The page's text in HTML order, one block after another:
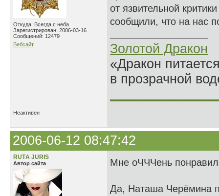
Откуда: Всегда с неба
Зарегистрирован: 2006-03-16
Сообщений: 12479
Вебсайт
от язвительной
сообщили, что на нас
Золотой Дракон
«Дракон
в прозрачной
Неактивен
2006-06-12 08:47:42
RUTА JURIS
Автор сайта Мне оЧЧЧень
Да, Наташа Черёмина